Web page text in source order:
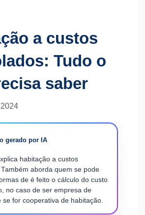
a custos
Tudo o
saber
gerado por IA
habitação a custos
aborda quem se pode
de é feito o cálculo do custo
no caso de ser empresa de
se for cooperativa de habitação.